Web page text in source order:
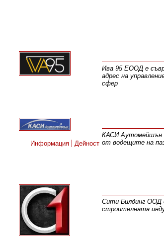
Ива 95 ЕООД е
адрес на
сфер
КАСИ Аутомейшън
от водещите на
Информация Дейност
Сити Билдинг ООД
строителната